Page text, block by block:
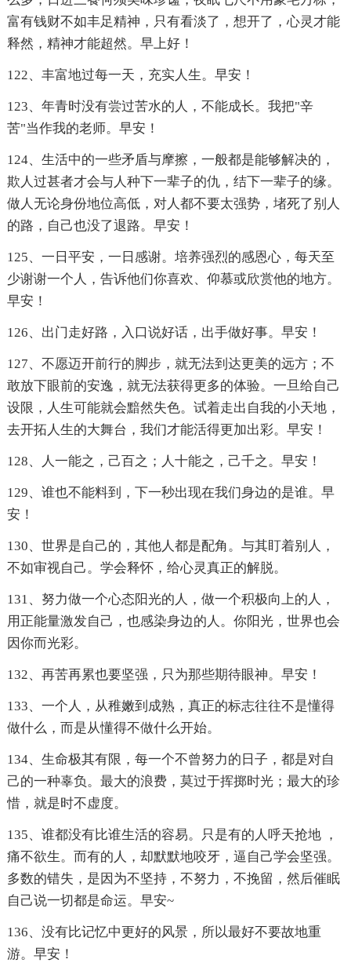
富有钱财不如丰足精神，只有看淡了，想开了，心灵才能
释然，精神才能超然。早上好！
122、丰富地过每一天，充实人生。早安！
123、年青时没有尝过苦水的人，不能成长。我把"辛
苦"当作我的老师。早安！
124、生活中的一些矛盾与摩擦，一般都是能够解决的，
欺人过甚者才会与人种下一辈子的仇，结下一辈子的缘。
做人无论身份地位高低，对人都不要太强势，堵死了别人
的路，自己也没了退路。早安！
125、一日平安，一日感谢。培养强烈的感恩心，每天至
少谢谢一个人，告诉他们你喜欢、仰慕或欣赏他的地方。
早安！
126、出门走好路，入口说好话，出手做好事。早安！
127、不愿迈开前行的脚步，就无法到达更美的远方；不
敢放下眼前的安逸，就无法获得更多的体验。一旦给自己
设限，人生可能就会黯然失色。试着走出自我的小天地，
去开拓人生的大舞台，我们才能活得更加出彩。早安！
128、人一能之，己百之；人十能之，己千之。早安！
129、谁也不能料到，下一秒出现在我们身边的是谁。早
安！
130、世界是自己的，其他人都是配角。与其盯着别人，
不如审视自己。学会释怀，给心灵真正的解脱。
131、努力做一个心态阳光的人，做一个积极向上的人，
用正能量激发自己，也感染身边的人。你阳光，世界也会
因你而光彩。
132、再苦再累也要坚强，只为那些期待眼神。早安！
133、一个人，从稚嫩到成熟，真正的标志往往不是懂得
做什么，而是从懂得不做什么开始。
134、生命极其有限，每一个不曾努力的日子，都是对自
己的一种辜负。最大的浪费，莫过于挥掷时光；最大的珍
惜，就是时不虚度。
135、谁都没有比谁生活的容易。只是有的人呼天抢地 ，
痛不欲生。而有的人，却默默地咬牙，逼自己学会坚强。
多数的错失，是因为不坚持，不努力，不挽留，然后催眠
自己说一切都是命运。早安~
136、没有比记忆中更好的风景，所以最好不要故地重
游。早安！